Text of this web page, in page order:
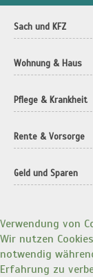
Sach und KFZ
Wohnung & Haus
Pflege & Krankheit
Rente & Vorsorge
Geld und Sparen
Verwendung von
Wir nutzen
notwendig
Erfahrung zu